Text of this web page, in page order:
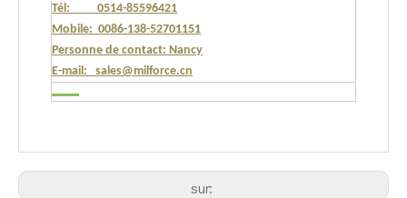
Tél: 0514-85596421
Mobile: 0086-138-52701151
Personne de contact: Nancy
E-mail: sales@milforce.cn
sur: